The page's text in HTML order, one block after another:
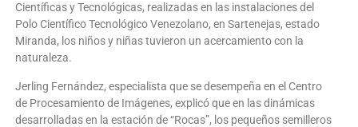
Científicas y Tecnológicas, realizadas en las instalaciones del
Polo Científico Tecnológico Venezolano, en Sartenejas, estado
Miranda, los niños y niñas tuvieron un acercamiento con la
naturaleza.
Jerling Fernández, especialista que se desempeña en el Centro
de Procesamiento de Imágenes, explicó que en las dinámicas
desarrolladas en la estación de “Rocas”, los pequeños semilleros